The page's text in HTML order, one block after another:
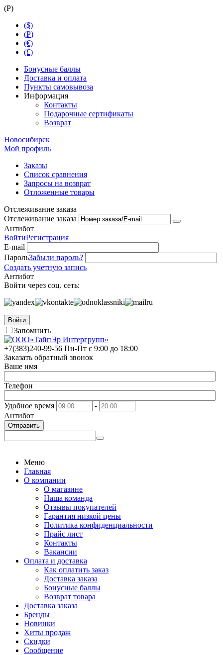
(Р)
($)
(Р)
(€)
(£)
Бонусные баллы
Доставка и оплата
Пункты самовывоза
Информация
Контакты
Подарочные сертификаты
Возврат
Новосибирск
Мой профиль
Заказы
Список сравнения
Запросы на возврат
Отложенные товары
Отслеживание заказа
Отслеживание заказа
Антибот
ВойтиРегистрация
E-mail
ПарольЗабыли пароль?
Создать учетную запись
Антибот
Войти через соц. сеть:
Войти
Запомнить
+7(383)240-99-56 Пн-Пт с 9:00 до 18:00
Заказать обратный звонок
Ваше имя
Телефон
Удобное время
-
Антибот
Отправить
Меню
Главная
О компании
О магазине
Наша команда
Отзывы покупателей
Гарантия низкой цены
Политика конфиденциальности
Прайс лист
Контакты
Вакансии
Оплата и доставка
Как оплатить заказ
Доставка заказа
Бонусные баллы
Возврат товара
Доставка заказа
Бренды
Новинки
Хиты продаж
Скидки
Сообщение